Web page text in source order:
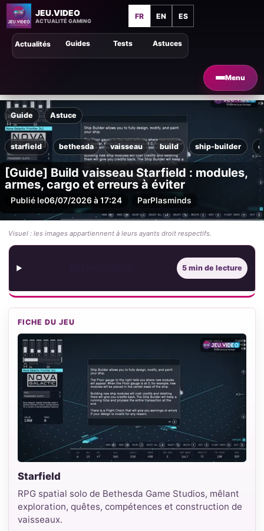
JEU.VIDEO
ACTUALITÉ GAMING
FR EN ES
Menu
Astuces
Guides Tests
Actualités
Guide Astuce
starfield bethesda vaisseau build ship-builder
[Guide] Build vaisseau Starfield : modules,
armes, cargo et erreurs à éviter
Publié le06/07/2026 à 17:24 ParPlasminds
Visuel : les images appartiennent à leurs ayants droit respectifs.
5 min de lecture
FICHE DU JEU
Starfield
RPG spatial solo de Bethesda Game Studios, mêlant
exploration, quêtes, compétences et construction de
vaisseaux.